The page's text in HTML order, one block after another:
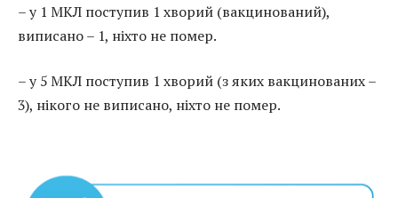
– у 1 МКЛ поступив 1 хворий (вакцинований),
виписано – 1, ніхто не помер.
– у 5 МКЛ поступив 1 хворий (з яких вакцинованих –
3), нікого не виписано, ніхто не помер.